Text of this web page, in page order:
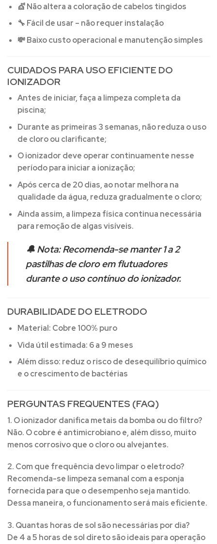
💇Não altera a coloração de cabelos tingidos
🔧 Fácil de usar – não requer instalação
💸Baixo custo operacional e manutenção simples
CUIDADOS PARA USO EFICIENTE DO
IONIZADOR
Antes de iniciar, faça a limpeza completa da
piscina;
Durante as primeiras 3 semanas, não reduza o uso
de cloro ou clarificante;
O ionizador deve operar continuamente nesse
período para iniciar a ionização;
Após cerca de 20 dias, ao notar melhora na
qualidade da água, reduza gradualmente o cloro;
Ainda assim, a limpeza física continua necessária
para remoção de algas visíveis.
🔔Nota:Recomenda-se manter1 a 2
pastilhas de cloro em flutuadores
durante o uso contínuo do ionizador.
DURABILIDADE DO ELETRODO
Material: Cobre 100% puro
Vida útil estimada: 6 a 9 meses
Além disso: reduz o risco de desequilíbrio químico
e o crescimento de bactérias
PERGUNTAS FREQUENTES (FAQ)
1. O ionizador danifica metais da bomba ou do filtro?
Não. O cobre é antimicrobiano e, além disso, muito
menos corrosivo que o cloro ou alvejantes.
2. Com que frequência devo limpar o eletrodo?
Recomenda-se limpeza semanal com a esponja
fornecida para que o desempenho seja mantido.
Dessa maneira, o funcionamento será mais eficiente.
3. Quantas horas de sol são necessárias por dia?
De 4 a 5 horas de sol direto são ideais para operação